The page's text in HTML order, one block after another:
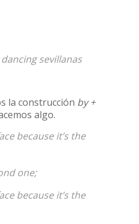
sevillanas
la construcción by +
algo.
because it’s the
one;
because it’s the